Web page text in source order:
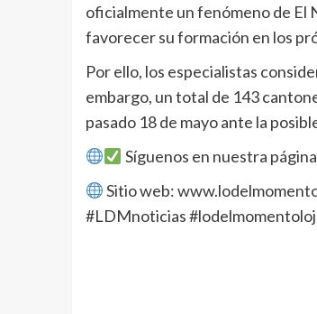
oficialmente un fenómeno de El
favorecer su formación en los
Por ello, los especialistas
embargo, un total de 143
pasado 18 de mayo ante la
Síguenos en nuestra
Sitio web:
#LDMnoticias